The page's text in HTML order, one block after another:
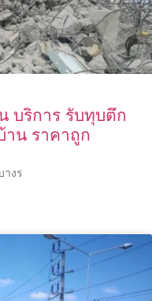
บริการ รับทุบตึก
าน ราคาถูก
างร